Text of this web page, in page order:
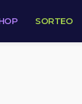
SORTEO